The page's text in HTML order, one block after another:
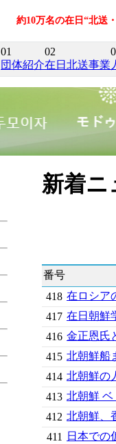
約10万名の在日“北送
01
団体紹介
02
在日北送事業
新着ニ
番号
418 在ロシア
417 在日朝鮮
416 金正恩氏
415 北朝鮮船
414 北朝鮮の
413 北朝鮮 ベ
412 北朝鮮、
411 日本での